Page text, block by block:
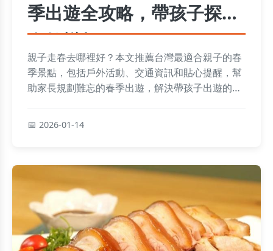
季出遊全攻略，帶孩子探索
自然樂趣
親子走春去哪裡好？本文推薦台灣最適合親子的春
季景點，包括戶外活動、交通資訊和貼心提醒，幫
助家長規劃難忘的春季出遊，解決帶孩子出遊的常
2026-01-14